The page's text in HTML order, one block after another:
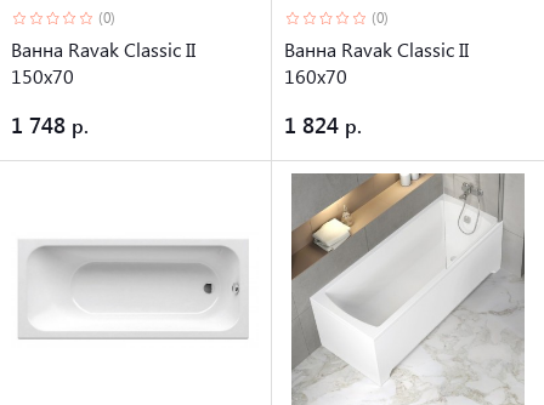
(0)
Ванна Ravak Classic II
150x70
1 748
(0)
Ванна Ravak Classic II
160x70
1 824